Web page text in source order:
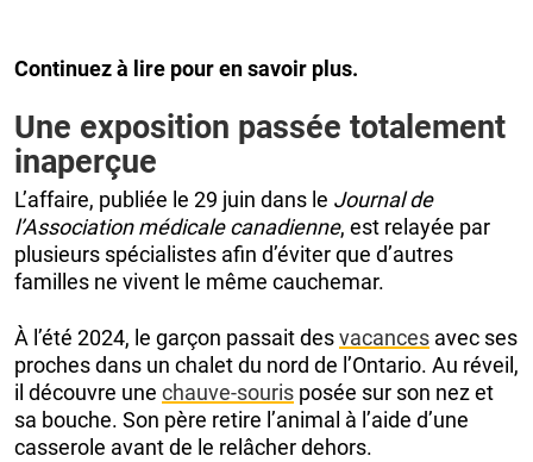
Continuez à lire pour en savoir plus.
Une exposition passée totalement
inaperçue
L’affaire, publiée le 29 juin dans le Journal de
l’Association médicale canadienne, est relayée par
plusieurs spécialistes afin d’éviter que d’autres
familles ne vivent le même cauchemar.
À l’été 2024, le garçon passait desvacances avec ses
proches dans un chalet du nord de l’Ontario. Au réveil,
il découvre une chauve-souris posée sur son nez et
sa bouche. Son père retire l’animal à l’aide d’une
casserole avant de le relâcher dehors.